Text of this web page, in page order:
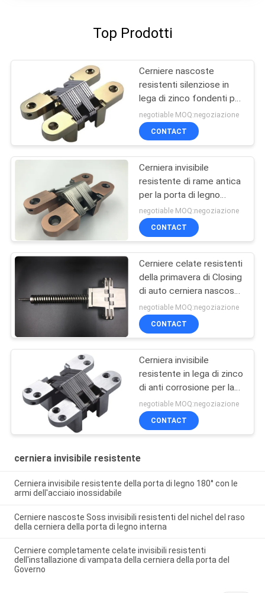
Top Prodotti
Cerniere nascoste
resistenti silenziose in
lega di zinco fondenti per
la porta di legno interna
leggera
negotiable MOQ:negoziazione
CONTACT
Cerniera invisibile
resistente di rame antica
per la porta di legno
interna spessa di 30mm
negotiable MOQ:negoziazione
CONTACT
Cerniere celate resistenti
della primavera di Closing
di auto cerniera nascosta
180 gradi
negotiable MOQ:negoziazione
CONTACT
Cerniera invisibile
resistente in lega di zinco
di anti corrosione per la
porta di entrata della
porta della villa
negotiable MOQ:negoziazione
CONTACT
cerniera invisibile resistente
Cerniera invisibile resistente della porta di legno 180° con le
armi dell'acciaio inossidabile
Cerniere nascoste Soss invisibili resistenti del nichel del raso
della cerniera della porta di legno interna
Cerniere completamente celate invisibili resistenti
dell'installazione di vampata della cerniera della porta del
Governo